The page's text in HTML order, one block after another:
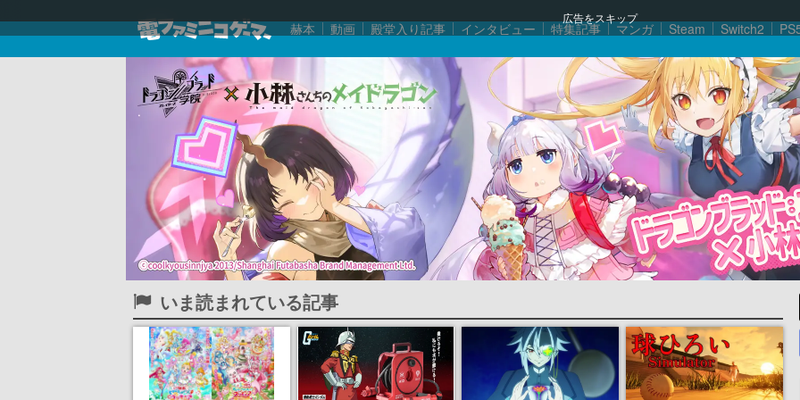
広告をスキップ
赫本 動画 殿堂入り記事 インタビュー 特集記事 マンガ Steam Switch2
いま読まれている記事